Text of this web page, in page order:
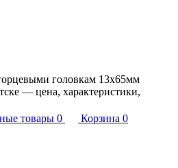
головкам 13х65мм
— цена, характеристики,
товары 0 Корзина 0